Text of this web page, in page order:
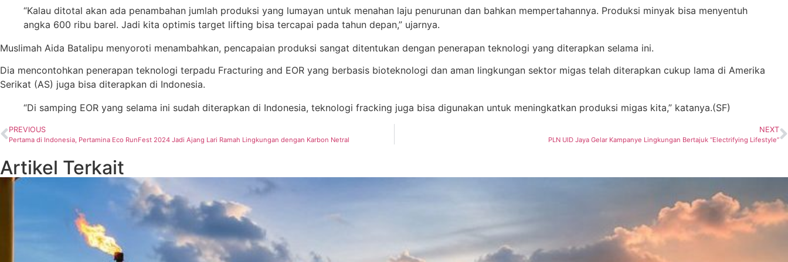
“Kalau ditotal akan ada penambahan jumlah produksi yang lumayan untuk menahan laju penurunan dan bahkan mempertahannya. Produksi minyak bisa menyentuh
angka 600 ribu barel. Jadi kita optimis target lifting bisa tercapai pada tahun depan,” ujarnya.
Muslimah Aida Batalipu menyoroti menambahkan, pencapaian produksi sangat ditentukan dengan penerapan teknologi yang diterapkan selama ini.
Dia mencontohkan penerapan teknologi terpadu Fracturing and EOR yang berbasis bioteknologi dan aman lingkungan sektor migas telah diterapkan cukup lama di Amerika
Serikat (AS) juga bisa diterapkan di Indonesia.
“Di samping EOR yang selama ini sudah diterapkan di Indonesia, teknologi fracking juga bisa digunakan untuk meningkatkan produksi migas kita,” katanya.(SF)
PREVIOUS
Pertama di Indonesia, Pertamina Eco RunFest 2024 Jadi Ajang Lari Ramah Lingkungan dengan Karbon Netral
NEXT
PLN UID Jaya Gelar Kampanye Lingkungan Bertajuk “Electrifying Lifestyle”
Artikel Terkait